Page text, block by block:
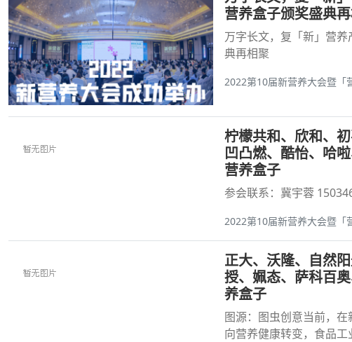
营养盒子颁奖盛典
万字长文，复「新」营
典再相聚
2022第10届新营养大会暨「
柠檬共和、欣和、
凹凸燃、酷怡、哈
营养盒子
参会联系：冀宇蓉
2022第10届新营养大会暨「
正大、沃隆、自然
授、姵态、萨科百
养盒子
图源：图虫创意当前，
向营养健康转变，食品工